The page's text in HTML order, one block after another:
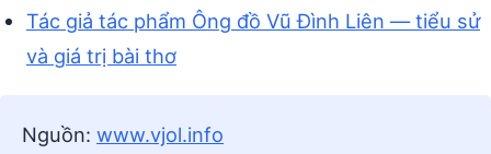
Tác giả tác phẩm Ông đồ Vũ Đình Liên — tiểu sử
và giá trị bài thơ
Nguồn: www.vjol.info